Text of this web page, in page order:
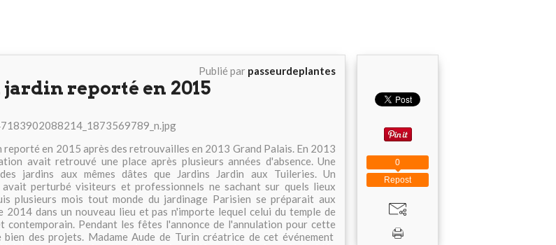
Publié par passeurdeplantes
reporté en 2015
en 2015 après des retrouvailles en 2013 Grand Palais. En 2013
avait retrouvé une place après plusieurs années d'absence. Une
jardins aux mêmes dâtes que Jardins Jardin aux Tuileries. Un
avait perturbé visiteurs et professionnels ne sachant sur quels lieux
plusieurs mois tout monde du jardinage Parisien se préparait aux
2014 dans un nouveau lieu et pas n'importe lequel celui du temple de
contemporain. Pendant les fêtes l'annonce de l'annulation pour cette
bien des projets. Madame Aude de Turin créatrice de cet événement
Repost
0